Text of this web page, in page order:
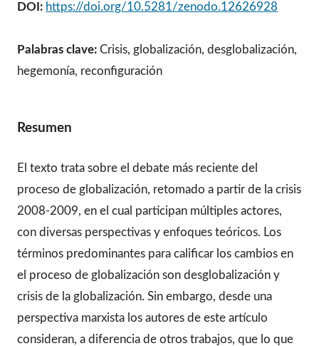
DOI: https://doi.org/10.5281/zenodo.12626928
Palabras clave:Crisis, globalización, desglobalización,
hegemonía, reconfiguración
Resumen
El texto trata sobre el debate más reciente del
proceso de globalización, retomado a partir de la crisis
2008-2009, en el cual participan múltiples actores,
con diversas perspectivas y enfoques teóricos. Los
términos predominantes para calificar los cambios en
el proceso de globalización son desglobalización y
crisis de la globalización. Sin embargo, desde una
perspectiva marxista los autores de este artículo
consideran, a diferencia de otros trabajos, que lo que